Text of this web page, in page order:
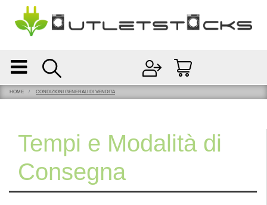
Open menu
HOME CONDIZIONI GENERALI DI VENDITA
Tempi e Modalità di
Consegna